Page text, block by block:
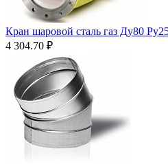
Кран шаровой сталь газ Ду80
4 304.70 ₽